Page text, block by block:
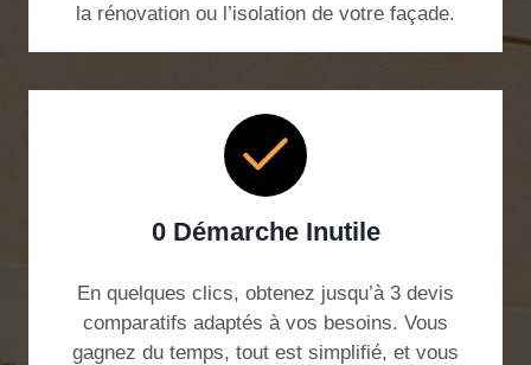
la rénovation ou l’isolation de votre façade.
0 Démarche Inutile
En quelques clics, obtenez jusqu’à 3 devis
comparatifs adaptés à vos besoins. Vous
gagnez du temps, tout est simplifié, et vous